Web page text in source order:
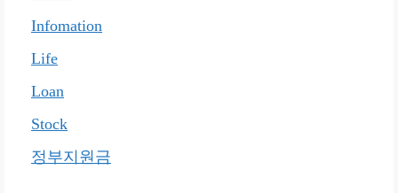
Infomation
Life
Loan
Stock
정부지원금